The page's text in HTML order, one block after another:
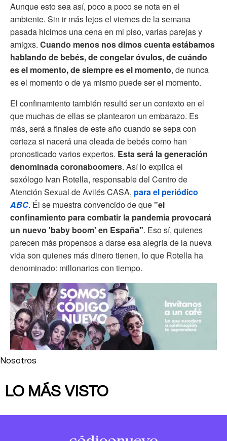
Aunque esto sea así, poco a poco se nota en el
ambiente. Sin ir más lejos el viernes de la semana
pasada hicimos una cena en mi piso, varias parejas y
amigxs. Cuando menos nos dimos cuenta estábamos
hablando de bebés, de congelar óvulos, de cuándo
es el momento, de siempre es el momento, de nunca
es el momento o de ya mismo puede ser el momento.
El confinamiento también resultó ser un contexto en el
que muchas de ellas se plantearon un embarazo. Es
más, será a finales de este año cuando se sepa con
certeza si nacerá una oleada de bebés como han
pronosticado varios expertos. Esta será la generación
denominada coronaboomers. Así lo explica el
sexólogo Ivan Rotella, responsable del Centro de
Atención Sexual de Avilés CASA, para el periódico
ABC. Él se muestra convencido de que"el
confinamiento para combatir la pandemia provocará
un nuevo 'baby boom' en España". Eso sí, quienes
parecen más propensos a darse esa alegría de la nueva
vida son quienes más dinero tienen, lo que Rotella ha
denominado: millonarios con tiempo.
Nosotros
LO MÁS VISTO